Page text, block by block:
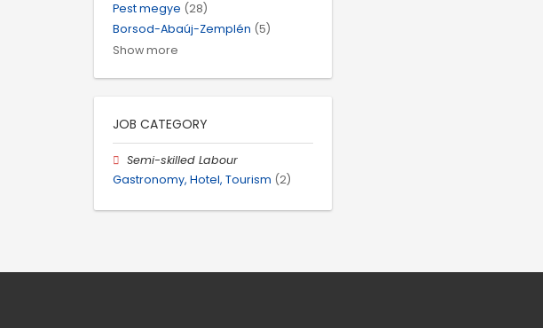
Pest megye (28)
Borsod-Abaúj-Zemplén (5)
Show more
JOB CATEGORY
Semi-skilled Labour
Gastronomy, Hotel, Tourism (2)